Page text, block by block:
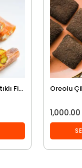
Mangolu Antep Fıstıklı Fitil Lokum Oreolu
1,000.00